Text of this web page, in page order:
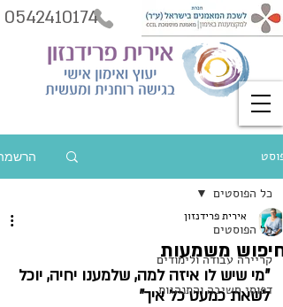
0542410174
פוסט
כל הפוסטים
קריירה עבודה ולימודים
דפוסי חשיבה והתנהגות
כל הפוסטים
חיפוש משמעות
אירית פרידנזון
"מי שיש לו איזה למה, שלמענו יחיה, יוכל
לשאת כמעט כל איך"